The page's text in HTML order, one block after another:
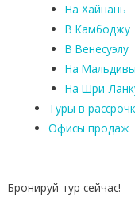
На Хайнань
В Камбоджу
В Венесуэлу
На Мальдивы
На Шри-
Туры в
Офисы продаж
Бронируй тур сейчас!